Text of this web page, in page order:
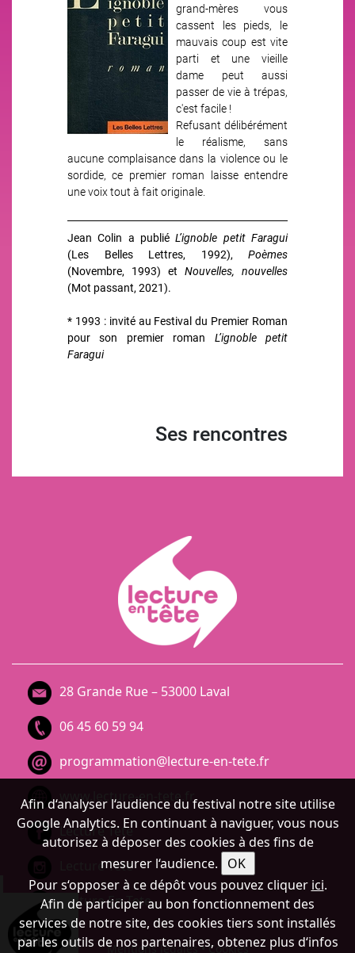
Afin d‘analyser l‘audience du festival notre site utilise
Google Analytics. En continuant à naviguer, vous nous
autorisez à déposer des cookies à des fins de
mesurer l‘audience.
Pour s‘opposer à ce dépôt vous pouvez cliquer ici.
Afin de participer au bon fonctionnement des
services de notre site, des cookies tiers sont installés
par les outils de nos partenaires, obtenez plus d‘infos
grand-mères vous
cassent les pieds, le
mauvais coup est vite
parti et une vieille
dame peut aussi
passer de vie à trépas,
c'est facile !
Refusant délibérément
le réalisme, sans
aucune complaisance dans la violence ou le
sordide, ce premier roman laisse entendre
une voix tout à fait originale.
Jean Colin a publiéL’ignoble petit Faragui
(Les Belles Lettres, 1992), Poèmes
(Novembre, 1993) et Nouvelles, nouvelles
(Mot passant, 2021).
* 1993 : invité au Festival du Premier Roman
pour son premier roman L’ignoble petit
Faragui
Ses rencontres
28 Grande Rue – 53000 Laval
06 45 60 59 94
programmation@lecture-en-tete.fr
www.lecture-en-tete.fr
Lecture Tête
Lecture Tête
Lecture En Tete
Mentions légales•Cookies